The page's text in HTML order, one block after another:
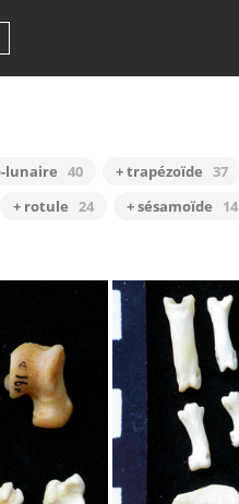
lunaire 40 + trapézoïde 37
+ rotule 24 + sésamoïde 14